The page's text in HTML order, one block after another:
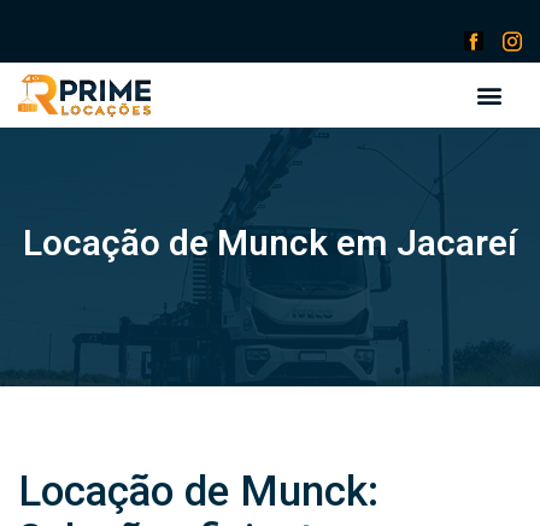
Locação de Munck em Jacareí
Locação de Munck: